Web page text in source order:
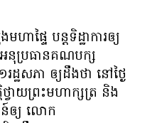
ហាផ្ទៃ បន្ត​ទិដ្ឋាការ​ឲ្យ
ប្រធាន​គណបក្ស​
ដ្ឋសភា ឲ្យ​ដឹង​ថា នៅ​ថ្ងៃ​
ាយ​ព្រះមហាក្សត្រ និង​
មន៍​ឲ្យ លោក